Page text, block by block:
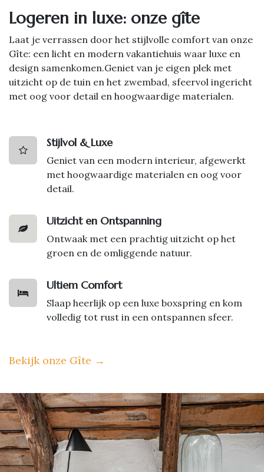
Logeren in luxe: onze gîte
Laat je verrassen door het stijlvolle comfort van onze
Gîte: een licht en modern vakantiehuis waar luxe en
design samenkomen.Geniet van je eigen plek met
uitzicht op de tuin en het zwembad, sfeervol ingericht
met oog voor detail en hoogwaardige materialen.
Stijlvol & Luxe
Geniet van een modern interieur, afgewerkt
met hoogwaardige materialen en oog voor
detail.
Uitzicht en Ontspanning
Ontwaak met een prachtig uitzicht op het
groen en de omliggende natuur.
Ultiem Comfort
Slaap heerlijk op een luxe boxspring en kom
volledig tot rust in een ontspannen sfeer.
Bekijk onze Gîte →